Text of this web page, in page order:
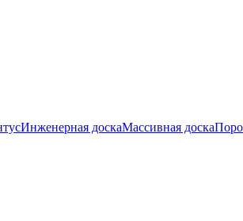
Инженерная доскаМассивная доска